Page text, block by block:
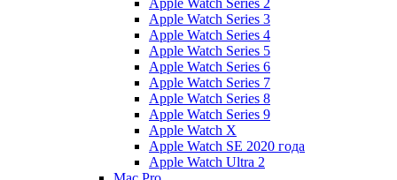
Apple Watch Series 2
Apple Watch Series 3
Apple Watch Series 4
Apple Watch Series 5
Apple Watch Series 6
Apple Watch Series 7
Apple Watch Series 8
Apple Watch Series 9
Apple Watch X
Apple Watch SE 2020 года
Apple Watch Ultra 2